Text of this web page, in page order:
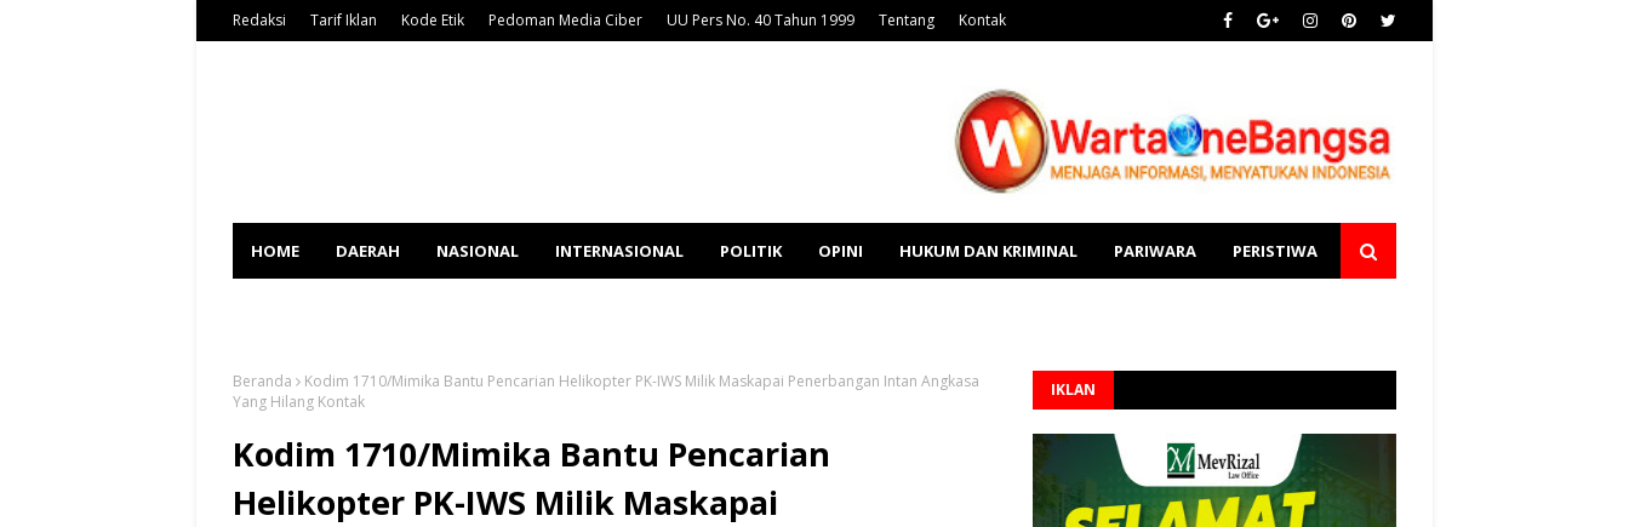
Redaksi Tarif Iklan Kode Etik Pedoman Media Ciber UU Pers No. 40 Tahun 1999 Tentang Kontak
HOME DAERAH NASIONAL INTERNASIONAL POLITIK OPINI HUKUM DAN KRIMINAL PARIWARA PERISTIWA
Beranda
Kodim 1710/Mimika Bantu Pencarian Helikopter PK-IWS Milik Maskapai Penerbangan Intan Angkasa
Yang Hilang Kontak
Kodim 1710/Mimika Bantu Pencarian
Helikopter PK-IWS Milik Maskapai
IKLAN